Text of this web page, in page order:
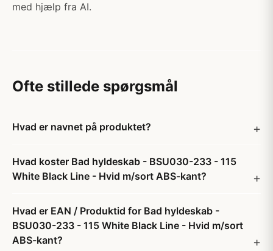
med hjælp fra AI.
Ofte stillede spørgsmål
Hvad er navnet på produktet?
Hvad koster Bad hyldeskab - BSU030-233 - 115
White Black Line - Hvid m/sort ABS-kant?
Hvad er EAN / Produktid for Bad hyldeskab -
BSU030-233 - 115 White Black Line - Hvid m/sort
ABS-kant?